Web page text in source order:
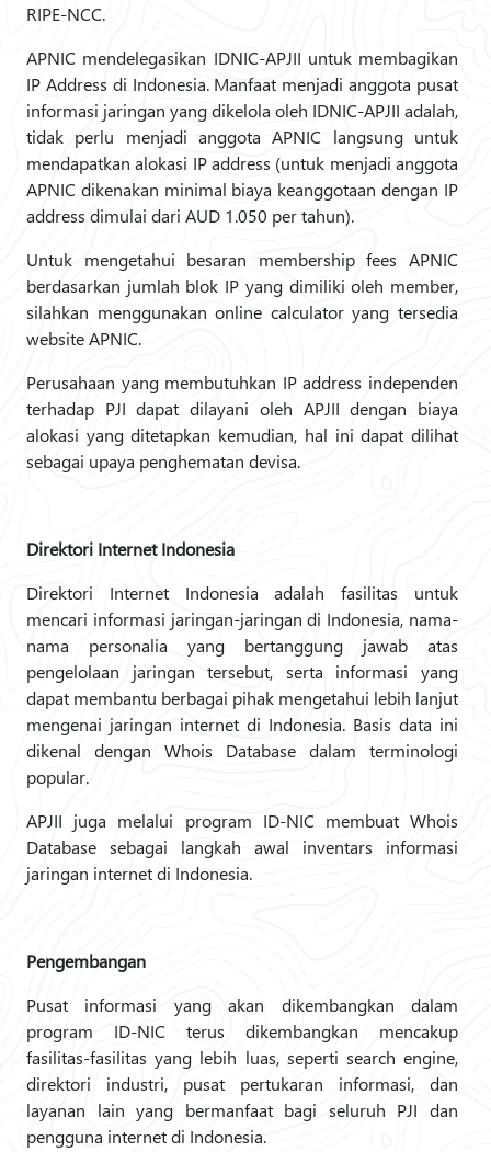
RIPE-NCC.
APNIC mendelegasikan IDNIC-APJII untuk membagikan
IP Address di Indonesia. Manfaat menjadi anggota pusat
informasi jaringan yang dikelola oleh IDNIC-APJII adalah,
tidak perlu menjadi anggota APNIC langsung untuk
mendapatkan alokasi IP address (untuk menjadi anggota
APNIC dikenakan minimal biaya keanggotaan dengan IP
address dimulai dari AUD 1.050 per tahun).
Untuk mengetahui besaran membership fees APNIC
berdasarkan jumlah blok IP yang dimiliki oleh member,
silahkan menggunakan online calculator yang tersedia
website APNIC.
Perusahaan yang membutuhkan IP address independen
terhadap PJI dapat dilayani oleh APJII dengan biaya
alokasi yang ditetapkan kemudian, hal ini dapat dilihat
sebagai upaya penghematan devisa.
Direktori Internet Indonesia
Direktori Internet Indonesia adalah fasilitas untuk
mencari informasi jaringan-jaringan di Indonesia, nama-
nama personalia yang bertanggung jawab atas
pengelolaan jaringan tersebut, serta informasi yang
dapat membantu berbagai pihak mengetahui lebih lanjut
mengenai jaringan internet di Indonesia. Basis data ini
dikenal dengan Whois Database dalam terminologi
popular.
APJII juga melalui program ID-NIC membuat Whois
Database sebagai langkah awal inventars informasi
jaringan internet di Indonesia.
Pengembangan
Pusat informasi yang akan dikembangkan dalam
program ID-NIC terus dikembangkan mencakup
fasilitas-fasilitas yang lebih luas, seperti search engine,
direktori industri, pusat pertukaran informasi, dan
layanan lain yang bermanfaat bagi seluruh PJI dan
pengguna internet di Indonesia.